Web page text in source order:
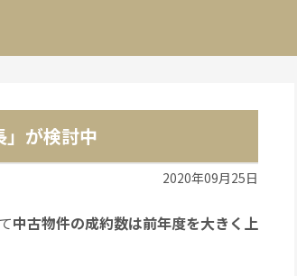
が検討中
2020年09月25日
中古物件の成約数は前年度を大きく上